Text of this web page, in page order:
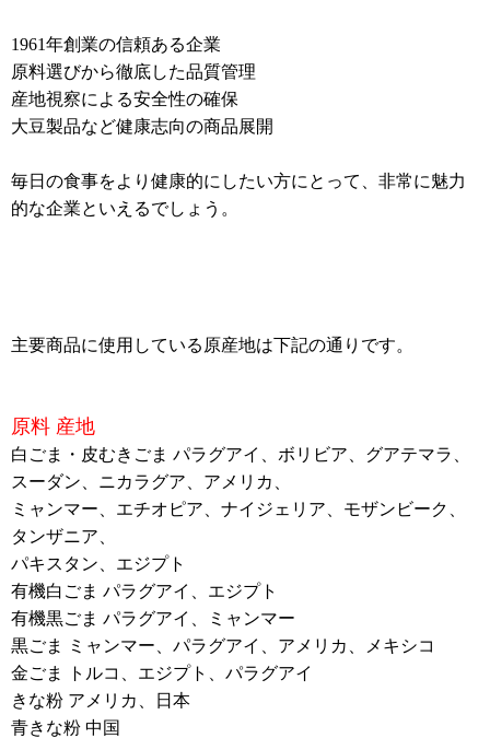
1961年創業の信頼ある企業
原料選びから徹底した品質管理
産地視察による安全性の確保
大豆製品など健康志向の商品展開
毎日の食事をより健康的にしたい方にとって、非常に魅力
的な企業といえるでしょう。
主要商品に使用している原産地は下記の通りです。
原料 産地
白ごま・皮むきごま パラグアイ、ボリビア、グアテマラ、
スーダン、ニカラグア、アメリカ、
ミャンマー、エチオピア、ナイジェリア、モザンビーク、
タンザニア、
パキスタン、エジプト
有機白ごま パラグアイ、エジプト
有機黒ごま パラグアイ、ミャンマー
黒ごま ミャンマー、パラグアイ、アメリカ、メキシコ
金ごま トルコ、エジプト、パラグアイ
きな粉 アメリカ、日本
青きな粉 中国